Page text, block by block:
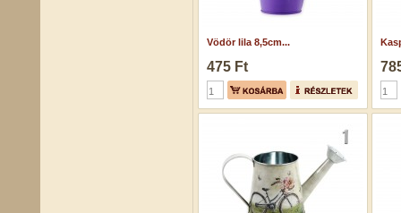
Vödör lila 8,5cm...
475 Ft